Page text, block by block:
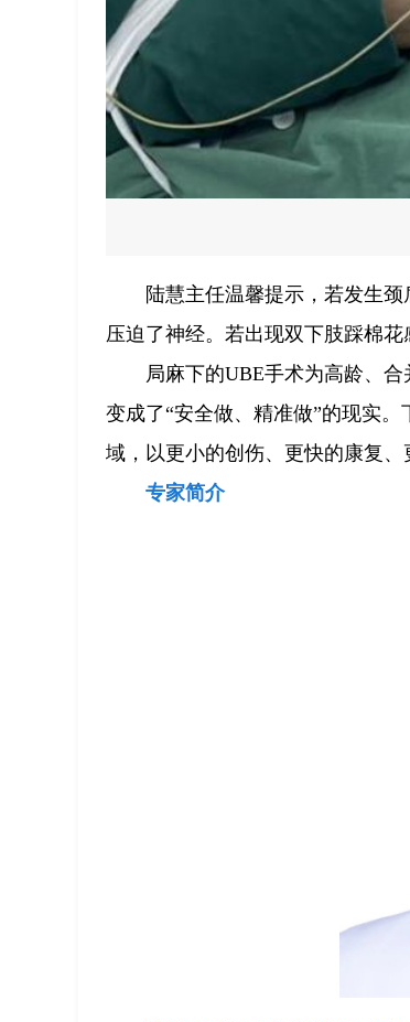
陆慧主任温馨提示，若发生
压迫了神经。若出现双下肢踩棉
局麻下的UBE手术为高龄、
变成了“安全做、精准做”的现实
域，以更小的创伤、更快的康复、
专家简介